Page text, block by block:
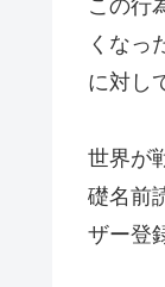
この行
くなっ
に対し
世界が
礎名前
ザー登